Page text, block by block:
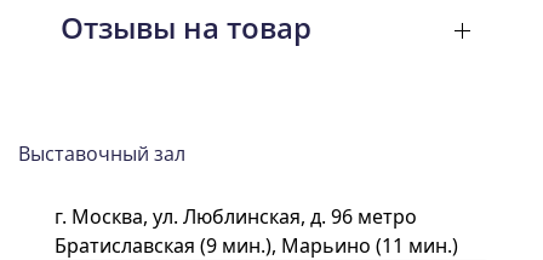
Отзывы на товар
Выставочный зал
г. Москва, ул. Люблинская, д. 96 метро
Братиславская (9 мин.), Марьино (11 мин.)